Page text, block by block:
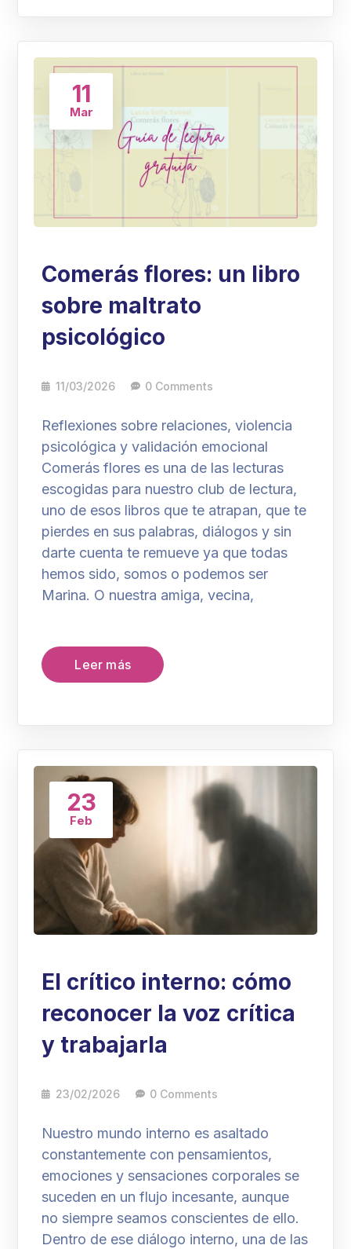
11
Mar
Comerás flores: un libro
sobre maltrato
psicológico
11/03/2026 0 Comments
Reflexiones sobre relaciones, violencia
psicológica y validación emocional
Comerás flores es una de las lecturas
escogidas para nuestro club de lectura,
uno de esos libros que te atrapan, que te
pierdes en sus palabras, diálogos y sin
darte cuenta te remueve ya que todas
hemos sido, somos o podemos ser
Marina. O nuestra amiga, vecina,
Leer más
23
Feb
El crítico interno: cómo
reconocer la voz crítica
y trabajarla
23/02/2026 0 Comments
Nuestro mundo interno es asaltado
constantemente con pensamientos,
emociones y sensaciones corporales se
suceden en un flujo incesante, aunque
no siempre seamos conscientes de ello.
Dentro de ese diálogo interno, una de las